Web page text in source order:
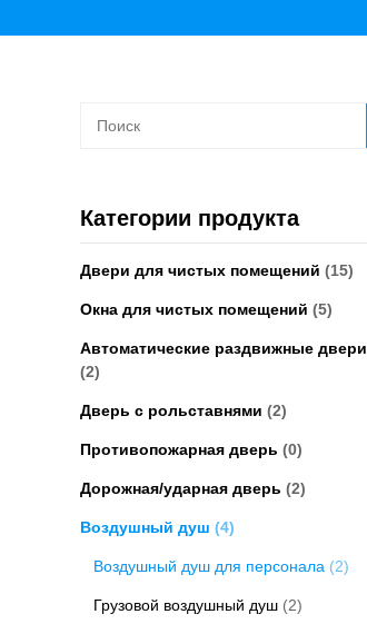
Категории продукта
Двери для чистых помещений (15)
Окна для чистых помещений (5)
Автоматические раздвижные двери
(2)
Дверь с рольставнями (2)
Противопожарная дверь (0)
Дорожная/ударная дверь (2)
Воздушный душ (4)
Воздушный душ для персонала (2)
Грузовой воздушный душ (2)